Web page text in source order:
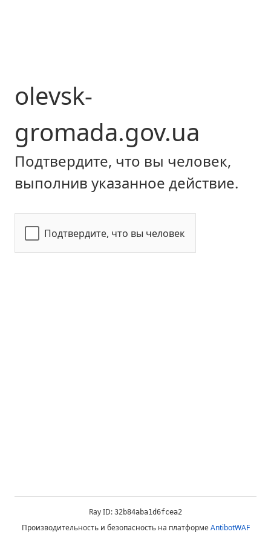
olevsk-
gromada.gov.ua
Подтвердите, что вы человек,
выполнив указанное действие.
Подтвердите, что вы человек
Ray ID: 32b84aba1d6fcea2
Производительность и безопасность на платформеAntibotWAF